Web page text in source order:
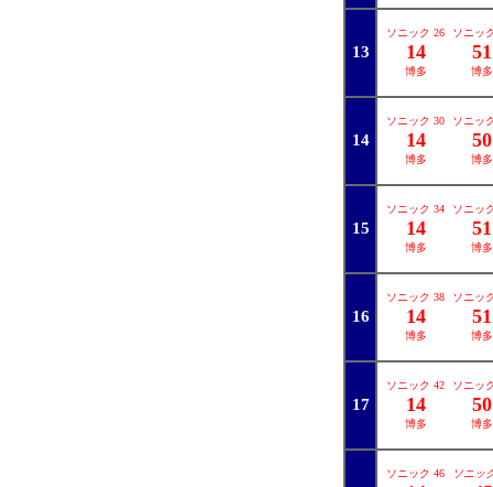
13
ソニック 26
14
博多
ソニッ
51
博多
14
ソニック 30
14
博多
ソニッ
50
博多
15
ソニック 34
14
博多
ソニッ
51
博多
16
ソニック 38
14
博多
ソニッ
51
博多
17
ソニック 42
14
博多
ソニッ
50
博多
ソニック 46 ソニッ